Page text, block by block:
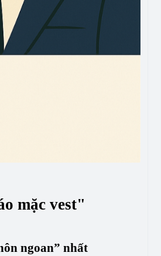
mặc vest"
ngoan” nhất